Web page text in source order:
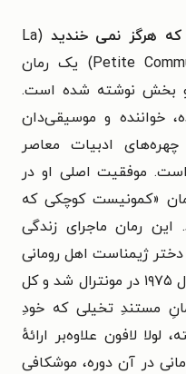
هرگز نمی خندید
(La
Petite Communiste qui ne souriait jamais) یک رمان
بخش نوشته شده است.
خواننده و موسیقی‌دان
ادبیات معاصر
است. موفقیت اصلی او در
رمان «کمونیست کوچکی که
رمان ماجرای زندگی
دختر ژیمناست اهل رومانی
که در ۱۴سالگی پدیدهٔ المپیک سال ۱۹۷۵ در مونترال شد و کل
مستندِ تخیلی که خودِ
لولا لافون علاوه‌بر ارائهٔ
در آن دوره، موشکافی